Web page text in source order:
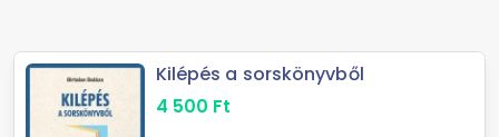
Kilépés a sorskönyvből
4 500 Ft